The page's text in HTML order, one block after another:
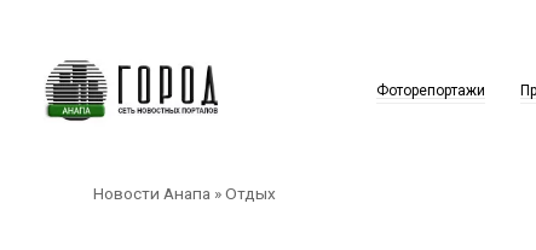
контенту
Фоторепортажи
Новости Анапа »Отдых